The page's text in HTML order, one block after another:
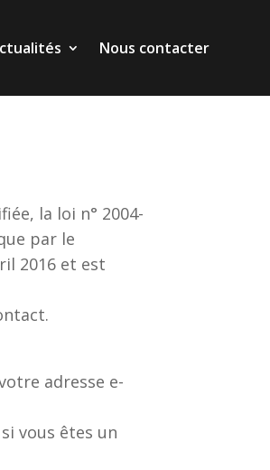
Nous contacter
Nous contacter
la loi n° 2004-
par le
2016 et est
adresse e-
vous êtes un